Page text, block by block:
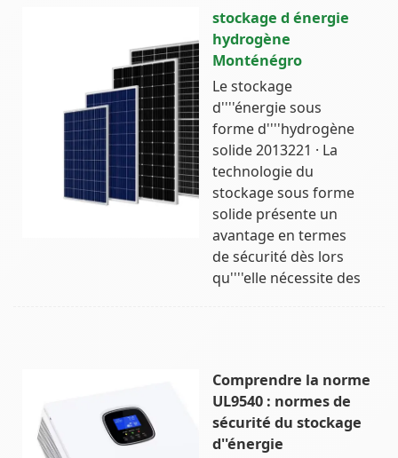
stockage d énergie
hydrogène
Monténégro
Le stockage
d''''énergie sous
forme d''''hydrogène
solide 2013221 · La
technologie du
stockage sous forme
solide présente un
avantage en termes
de sécurité dès lors
qu''''elle nécessite des
Comprendre la norme
UL9540 : normes de
sécurité du stockage
d''énergie